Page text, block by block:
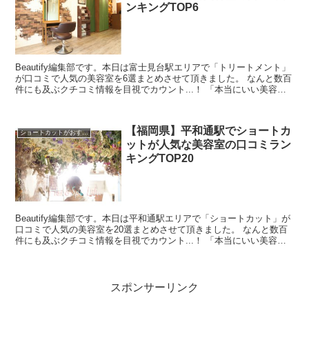
ンキングTOP6
Beautify編集部です。本日は富士見台駅エリアで「トリートメント」
が口コミで人気の美容室を6選まとめさせて頂きました。 なんと数百
件にも及ぶクチコミ情報を目視でカウント...！ 「本当にいい美容室
ショートカットがおすすめ
【福岡県】平和通駅でショートカ
ットが人気な美容室の口コミラン
キングTOP20
Beautify編集部です。本日は平和通駅エリアで「ショートカット」が
口コミで人気の美容室を20選まとめさせて頂きました。 なんと数百
件にも及ぶクチコミ情報を目視でカウント...！ 「本当にいい美容室
スポンサーリンク